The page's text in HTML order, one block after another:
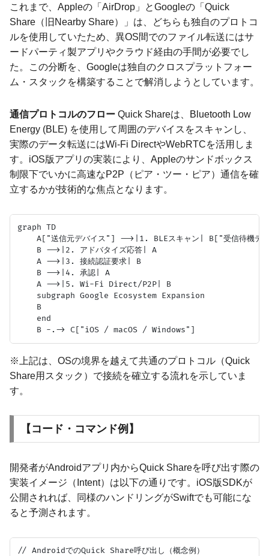
これまで、Appleの「AirDrop」とGoogleの「Quick
Share（旧Nearby Share）」は、どちらも独自のプロトコ
ルを使用していたため、異OS間でのファイル転送にはサ
ードパーティ製アプリやクラウド経由の手間が必要でし
た。この分断を、Googleは独自のクロスプラットフォー
ム・スタックを構築することで解消しようとしています。
通信プロトコルのフロー Quick Shareは、Bluetooth Low
Energy (BLE) を使用して周囲のデバイスをスキャンし、
実際のデータ転送にはWi-Fi DirectやWebRTCを活用しま
す。iOS版アプリの実装により、Appleのサンドボックス
制限下でいかに高速なP2P（ピア・ツー・ピア）通信を確
立するかが技術的な焦点となります。
graph TD
A["送信元デバイス"] -->|1. BLEスキャン| B["受信待機デ
    B -->|2. アドバタイズ応答| A
    A -->|3. 接続認証要求| B
    B -->|4. 承認| A
    A -->|5. Wi-Fi Direct/P2P| B
    subgraph Google Ecosystem Expansion
    B
    end
※上記は、OSの境界を越えて共通のプロトコル（Quick
Share用スタック）で接続を確立する流れを示していま
す。
【コード・コマンド例】
開発者がAndroidアプリ内からQuick Shareを呼び出す際の
実装イメージ（Intent）は以下の通りです。iOS版SDKが
公開されれば、同様のハンドリングがSwiftでも可能にな
ると予測されます。
// AndroidでのQuick Share呼び出し（概念例）